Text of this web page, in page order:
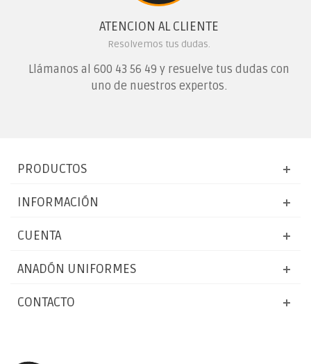
ATENCION AL CLIENTE
Resolvemos tus dudas.
Llámanos al 600 43 56 49 y resuelve tus dudas con
uno de nuestros expertos.
PRODUCTOS
INFORMACIÓN
CUENTA
ANADÓN UNIFORMES
CONTACTO